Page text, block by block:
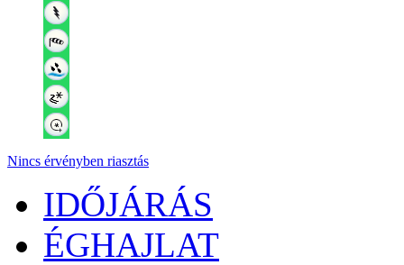
Nincs érvényben riasztás
IDŐJÁRÁS
ÉGHAJLAT